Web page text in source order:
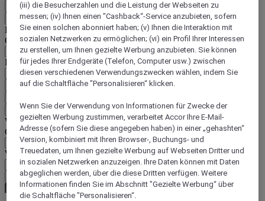
DE
Zurück
Land und Sprache unten auswählen
Geografische Zone
Land/Region - Sprache
Mein Land und meine Sprache bestätigen
Zurück
Währung unten auswählen
Geografische Zone
Währung
Meine Währung bestätigen
(iii) die Besucherzahlen und die Leistung der Webseiten zu
messen; (iv) Ihnen einen "Cashback“-Service anzubieten, sofern
Sie einen solchen abonniert haben; (v) Ihnen die Interaktion mit
sozialen Netzwerken zu ermöglichen; (vi) ein Profil Ihrer Interessen
zu erstellen, um Ihnen gezielte Werbung anzubieten. Sie können
für jedes Ihrer Endgeräte (Telefon, Computer usw.) zwischen
diesen verschiedenen Verwendungszwecken wählen, indem Sie
auf die Schaltfläche "Personalisieren“ klicken.
Wenn Sie der Verwendung von Informationen für Zwecke der
gezielten Werbung zustimmen, verarbeitet Accor Ihre E-Mail-
Adresse (sofern Sie diese angegeben haben) in einer „gehashten“
Version, kombiniert mit Ihren Browser-, Buchungs- und
Treuedaten, um Ihnen gezielte Werbung auf Webseiten Dritter und
in sozialen Netzwerken anzuzeigen. Ihre Daten können mit Daten
abgeglichen werden, über die diese Dritten verfügen. Weitere
Informationen finden Sie im Abschnitt "Gezielte Werbung“ über
die Schaltfläche "Personalisieren“.